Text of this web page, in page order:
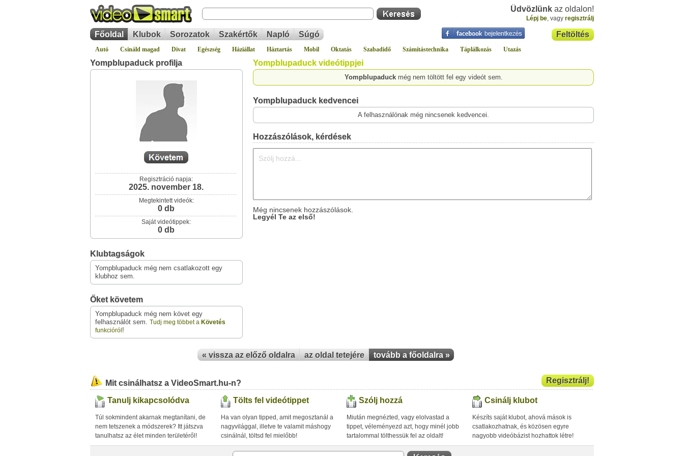
Üdvözlünk az oldalon!
Lépj be, vagy regisztrálj
Feltöltés
Főoldal Klubok Sorozatok Szakértők Napló Súgó
Autó Csináld magad Divat Egészség Háziállat Háztartás Mobil Oktatás Szabadidő Számítástechnika Táplálkozás Utazás
Yompblupaduck profilja
Regisztráció napja:
2025. november 18.
Megtekintett videók:
0 db
Saját videótippek:
0 db
Klubtagságok
Yompblupaduck még nem csatlakozott egy
klubhoz sem.
Őket követem
Yompblupaduck még nem követ egy
felhasználót sem. Tudj meg többet a Követés
funkcióról !
Yompblupaduck videótippjei
Yompblupaduckmég nem töltött fel egy videót sem.
Yompblupaduck kedvencei
A felhasználónak még nincsenek kedvencei.
Hozzászólások, kérdések
Még nincsenek hozzászólások.
Legyél Te az első!
« vissza az előző oldalra az oldal tetejére tovább a főoldalra »
Regisztrálj!
Mit csinálhatsz a VideoSmart.hu-n?
Tanulj kikapcsolódva
Túl sokmindent akarnak megtanítani, de
nem tetszenek a módszerek? Itt játszva
tanulhatsz az élet minden területéről!
Tölts fel videótippet
Ha van olyan tipped, amit megosztanál a
nagyvilággal, illetve te valamit máshogy
csinálnál, töltsd fel mielőbb!
Szólj hozzá
Miután megnézted, vagy elolvastad a
tippet, véleményezd azt, hogy minél jobb
tartalommal tölthessük fel az oldalt!
Csinálj klubot
Készíts saját klubot, ahová mások is
csatlakozhatnak, és közösen egyre
nagyobb videóbázist hozhattok létre!